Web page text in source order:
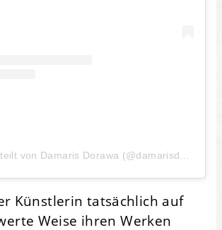
Künstlerin tatsächlich auf
Weise ihren Werken